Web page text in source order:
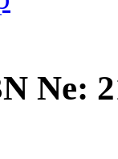
N Ne: